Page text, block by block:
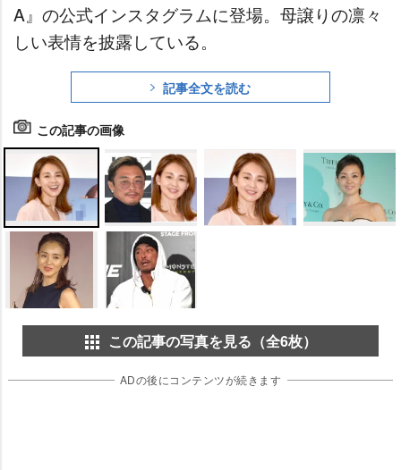
A』の公式インスタグラムに登場。母譲りの凛々
しい表情を披露している。
記事全文を読む
この記事の画像
この記事の写真を見る（全6枚）
ADの後にコンテンツが続きます